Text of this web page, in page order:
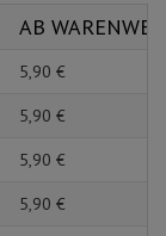
Ärmelschoner
Unterlagen und
AB
5,90 €
5,90 €
5,90 €
5,90 €